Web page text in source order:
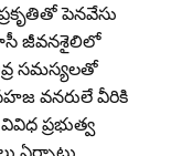
పెనవేసు
జీవనశైలిలో
సమస్యలతో
వనరులే వీరికి
ప్రభుత్వ
ఏర్పాటు